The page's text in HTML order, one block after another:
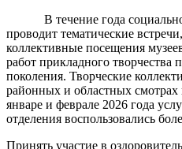
В течение года социально
проводит тематические
коллективные посещения
работ прикладного творчества
поколения. Творческие
районных и областных смотрах
январе и феврале 2026 года
отделения воспользовались
Принять участие в